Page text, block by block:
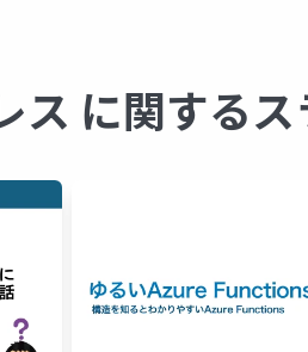
ス に関するス